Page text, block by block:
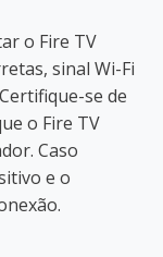
o Fire TV
sinal Wi-Fi
se de
o Fire TV
Caso
e o